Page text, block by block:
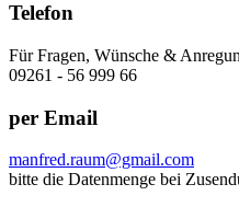
Telefon
Für Fragen, Wünsche &
09261 - 56 999 66
per Email
manfred.raum@gmail.com
bitte die Datenmenge bei